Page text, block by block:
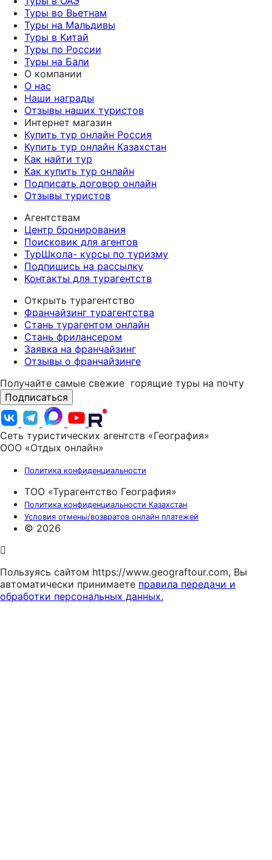
Туры во Вьетнам
Туры на Мальдивы
Туры в Китай
Туры по России
Туры на Бали
О компании
О нас
Наши награды
Отзывы наших туристов
Интернет магазин
Купить тур онлайн Россия
Купить тур онлайн Казахстан
Как найти тур
Как купить тур онлайн
Подписать договор онлайн
Отзывы туристов
Агентствам
Центр бронирования
Поисковик для агентов
ТурШкола- курсы по туризму
Подпишись на рассылку
Контакты для турагентств
Открыть турагентство
Франчайзинг турагентства
Стань турагентом онлайн
Стань фрилансером
Заявка на франчайзинг
Отзывы о франчайзинге
Получайте самые свежие горящие туры на почту
Подписаться
Сеть туристических агентств «География»
ООО «Отдых онлайн»
Политика конфиденциальности
ТОО «Турагентство География»
Политика конфиденциальности Казахстан
Условия отмены/возвратов онлайн платежей
© 2026
Пользуясь сайтом https://www.geograftour.com, Вы
автоматически принимаете правила передачи и
обработки персональных данных.